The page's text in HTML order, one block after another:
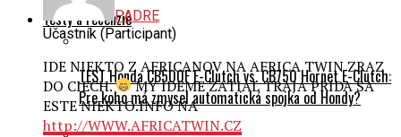
Testy a recenzie
TEST Honda CB500F E-Clutch vs. CB750 Hornet E-Clutch:
Pre koho má zmysel automatická spojka od Hondy?
PADRE
Účastník (Participant)
IDE NIEKTO Z AFRICANOV NA AFRICA TWIN ZRAZ
DO CIECH.
MY IDEME ZATIAL TRAJA PRIDA SA
ESTE NIEKTO.INFO NA
http://WWW.AFRICATWIN.CZ